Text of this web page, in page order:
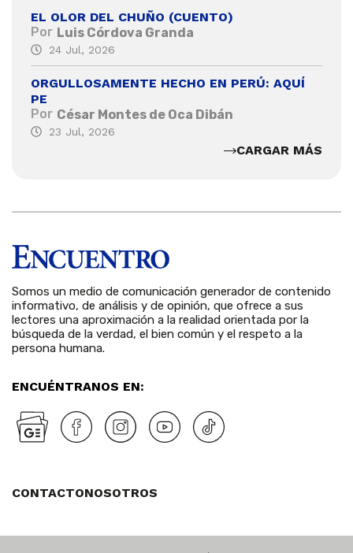
EL OLOR DEL CHUÑO (CUENTO)
Por Luis Córdova Granda
24 Jul, 2026
ORGULLOSAMENTE HECHO EN PERÚ: AQUÍ
PE
Por César Montes de Oca Dibán
23 Jul, 2026
CARGAR MÁS
Somos un medio de comunicación generador de contenido
informativo, de análisis y de opinión, que ofrece a sus
lectores una aproximación a la realidad orientada por la
búsqueda de la verdad, el bien común y el respeto a la
persona humana.
ENCUÉNTRANOS EN:
CONTACTONOSOTROS